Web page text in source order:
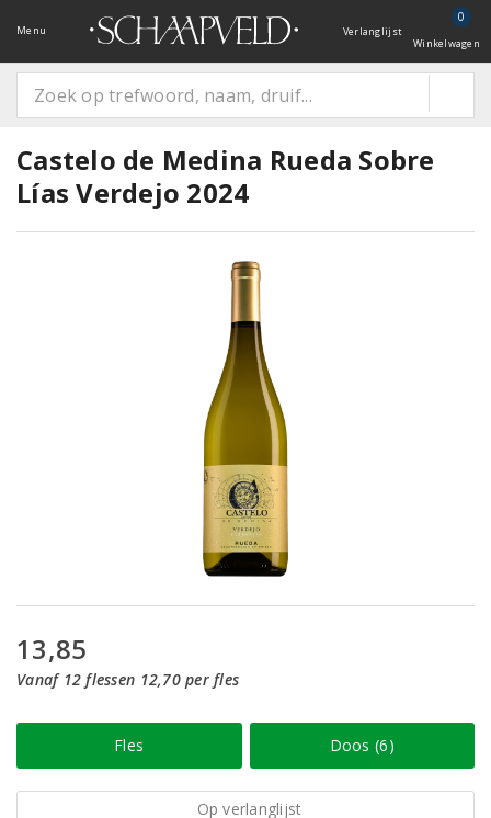
Menu Verlanglijst
0
Winkelwagen
Castelo de Medina Rueda Sobre
Lías Verdejo 2024
13,85
Vanaf 12 flessen 12,70 per fles
Fles Doos (6)
Op verlanglijst